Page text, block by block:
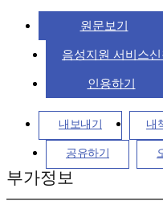
원문보기
음성지원 서비스신
인용하기
내보내기 내
공유하기
부가정보